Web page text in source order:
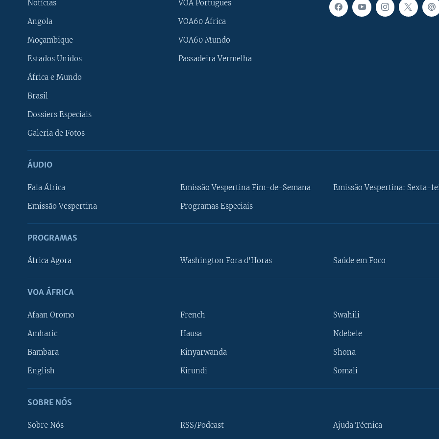
Notícias
Angola
Moçambique
Estados Unidos
África e Mundo
Brasil
Dossiers Especiais
Galeria de Fotos
VOA Portugues
VOA60 África
VOA60 Mundo
Passadeira Vermelha
ÁUDIO
Fala África
Emissão Vespertina
Emissão Vespertina Fim-de-Semana
Programas Especiais
Emissão Vespertina: Sexta-
PROGRAMAS
África Agora Washington Fora d'Horas Saúde em Foco
VOA ÁFRICA
Afaan Oromo
Amharic
Bambara
English
French
Hausa
Kinyarwanda
Kirundi
Swahili
Ndebele
Shona
Somali
SOBRE NÓS
Sobre Nós RSS/Podcast Ajuda Técnica